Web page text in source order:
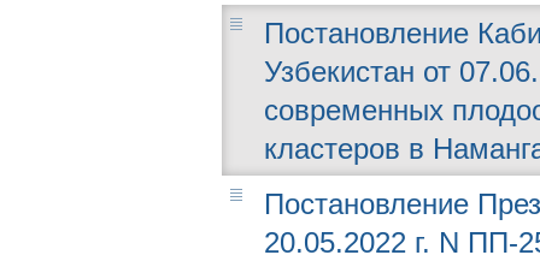
Постановление
Узбекистан от
современных
кластеров в
Постановление
20.05.2022 г. N ПП-